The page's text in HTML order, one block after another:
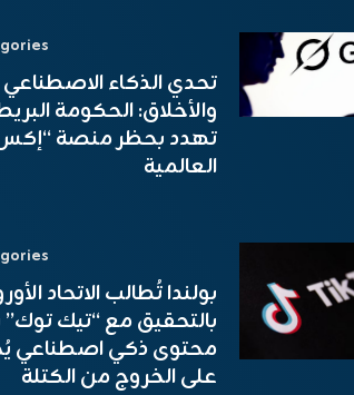
تحدي الذكاء الاصطناعي
والأخلاق: الحكومة
تهدد بحظر منصة
العالمية
بولندا تُطالب الاتحاد
بالتحقيق مع “تيك
محتوى ذكي اصطناعي
على الخروج من الكتلة